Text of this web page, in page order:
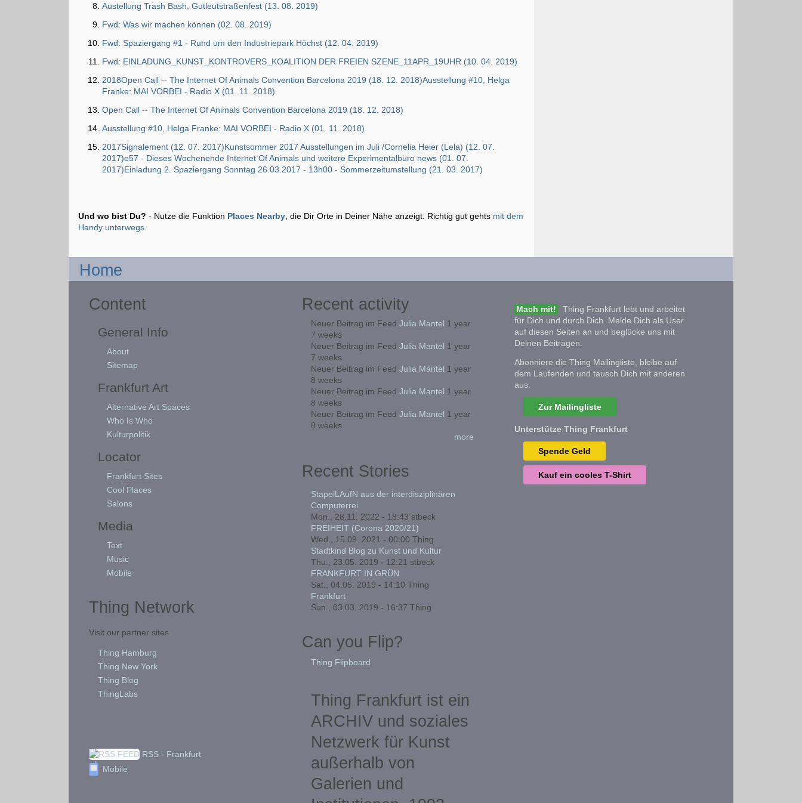
Austellung Trash Bash, Gutleutstraßenfest (13. 08. 2019)
Fwd: Was wir machen können (02. 08. 2019)
Fwd: Spaziergang #1 - Rund um den Industriepark Höchst (12. 04. 2019)
Fwd: EINLADUNG_KUNST_KONTROVERS_KOALITION DER FREIEN SZENE_11APR_19UHR (10. 04. 2019)
2018Open Call -- The Internet Of Animals Convention Barcelona 2019 (18. 12. 2018)Ausstellung #10, Helga
Franke: MAI VORBEI - Radio X (01. 11. 2018)
Open Call -- The Internet Of Animals Convention Barcelona 2019 (18. 12. 2018)
Ausstellung #10, Helga Franke: MAI VORBEI - Radio X (01. 11. 2018)
2017Signalement (12. 07. 2017)Kunstsommer 2017 Ausstellungen im Juli /Cornelia Heier (Lela) (12. 07.
2017)e57 - Dieses Wochenende Internet Of Animals und weitere Experimentalbüro news (01. 07.
2017)Einladung 2. Spaziergang Sonntag 26.03.2017 - 13h00 - Sommerzeitumstellung (21. 03. 2017)
Und wo bist Du? - Nutze die Funktion Places Nearby , die Dir Orte in Deiner Nähe anzeigt. Richtig gut gehts mit dem
Handy unterwegs
Home
Content
General Info
About
Sitemap
Frankfurt Art
Alternative Art Spaces
Who Is Who
Kulturpolitik
Locator
Frankfurt Sites
Cool Places
Salons
Media
Text
Music
Mobile
Thing Network
Visit our partner sites
Thing Hamburg
Thing New York
Thing Blog
ThingLabs
RSS - Frankfurt
Mobile
Recent activity
Neuer Beitrag im Feed Julia Mantel 1 year
7 weeks
Neuer Beitrag im Feed Julia Mantel 1 year
7 weeks
Neuer Beitrag im Feed Julia Mantel 1 year
8 weeks
Neuer Beitrag im Feed Julia Mantel 1 year
8 weeks
Neuer Beitrag im Feed Julia Mantel 1 year
8 weeks
more
Recent Stories
StapelLAufN aus der interdisziplinären
Computerrei
Mon., 28.11. 2022 - 18:43 stbeck
FREIHEIT (Corona 2020/21)
Wed., 15.09. 2021 - 00:00 Thing
Stadtkind Blog zu Kunst und Kultur
Thu., 23.05. 2019 - 12:21 stbeck
FRANKFURT IN GRÜN
Sat., 04.05. 2019 - 14:10 Thing
Frankfurt
Sun., 03.03. 2019 - 16:37 Thing
Can you Flip?
Thing Flipboard
Thing Frankfurt ist ein
ARCHIV und soziales
Netzwerk für Kunst
außerhalb von
Galerien und
Mach mit!
Thing Frankfurt lebt und arbeitet
für Dich und durch Dich. Melde Dich als User
auf diesen Seiten an und beglücke uns mit
Deinen Beiträgen.
Abonniere die Thing Mailingliste, bleibe auf
dem Laufenden und tausch Dich mit anderen
aus.
Zur Mailingliste
Unterstütze Thing Frankfurt
Spende Geld
Kauf ein cooles T-Shirt